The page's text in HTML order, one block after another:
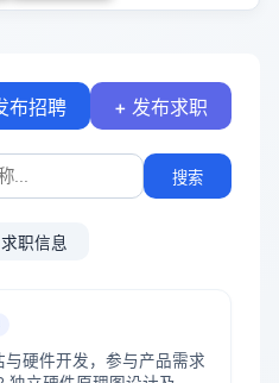
布招聘 + 发布求职
搜索
求职信息
与硬件开发，参与产品需求